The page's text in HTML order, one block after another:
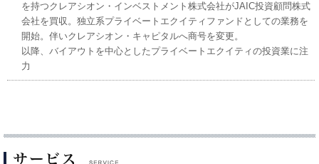
を持つクレアシオン・インベストメント株式会社がJAIC投資顧問株式
会社を買収。独立系プライベートエクイティファンドとしての業務を
開始。伴いクレアシオン・キャピタルへ商号を変更。
以降、バイアウトを中心としたプライベートエクイティの投資業に注
力